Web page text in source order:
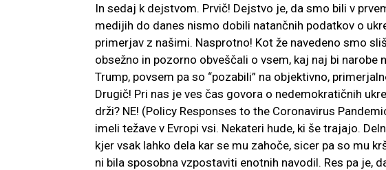
In sedaj k dejstvom. Prvič! Dejstvo je, da smo bili v
medijih do danes nismo dobili natančnih podatkov o
primerjav z našimi. Nasprotno! Kot že navedeno smo
obsežno in pozorno obveščali o vsem, kaj naj bi narobe
Trump, povsem pa so “pozabili” na objektivno,
Drugič! Pri nas je ves čas govora o nedemokratičnih
drži? NE! (Policy Responses to the Coronavirus
imeli težave v Evropi vsi. Nekateri hude, ki še trajajo.
kjer vsak lahko dela kar se mu zahoče, sicer pa so mu
ni bila sposobna vzpostaviti enotnih navodil. Res pa je,